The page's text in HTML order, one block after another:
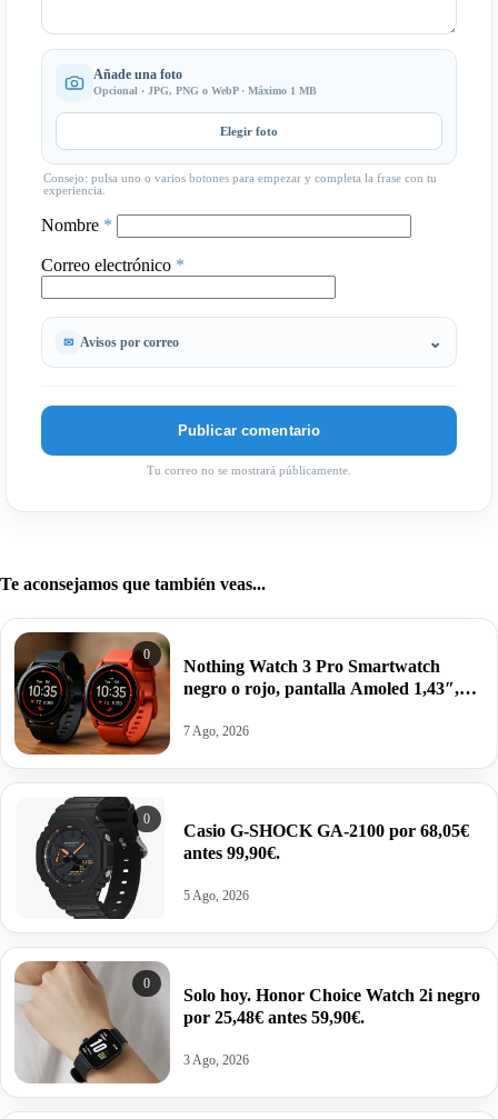
Añade una foto
Opcional · JPG, PNG o WebP · Máximo 1 MB
Elegir foto
Consejo: pulsa uno o varios botones para empezar y completa la frase con tu
experiencia.
Nombre *
Correo electrónico *
Avisos por correo
Tu correo no se mostrará públicamente.
Te aconsejamos que también veas...
0
Nothing Watch 3 Pro Smartwatch
negro o rojo, pantalla Amoled 1,43″,
corporal, autonomía 13 días por 62,52€
7 Ago, 2026
0
Casio G-SHOCK GA-2100 por 68,05€
antes 99,90€.
5 Ago, 2026
0
Solo hoy. Honor Choice Watch 2i negro
por 25,48€ antes 59,90€.
3 Ago, 2026